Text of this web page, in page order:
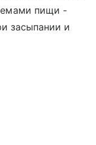
пищи -
засыпании и